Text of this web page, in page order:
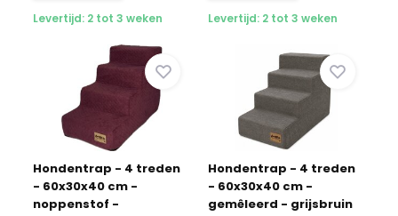
Levertijd: 2 tot 3 weken Levertijd: 2 tot 3 weken
Hondentrap - 4 treden
- 60x30x40 cm -
noppenstof -
Hondentrap - 4 treden
- 60x30x40 cm -
gemêleerd - grijsbruin